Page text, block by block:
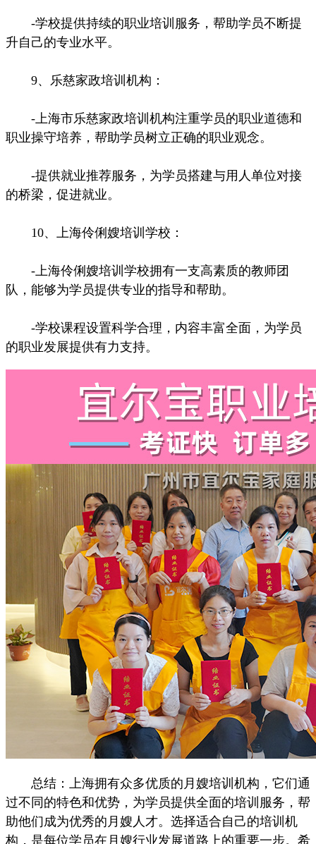
-学校提供持续的职业培训服务，帮助学员不断提
升自己的专业水平。
9、乐慈家政培训机构：
-上海市乐慈家政培训机构注重学员的职业道德和
职业操守培养，帮助学员树立正确的职业观念。
-提供就业推荐服务，为学员搭建与用人单位对接
的桥梁，促进就业。
10、上海伶俐嫂培训学校：
-上海伶俐嫂培训学校拥有一支高素质的教师团
队，能够为学员提供专业的指导和帮助。
-学校课程设置科学合理，内容丰富全面，为学员
的职业发展提供有力支持。
总结：上海拥有众多优质的月嫂培训机构，它们通
过不同的特色和优势，为学员提供全面的培训服务，帮
助他们成为优秀的月嫂人才。选择适合自己的培训机
构，是每位学员在月嫂行业发展道路上的重要一步。希